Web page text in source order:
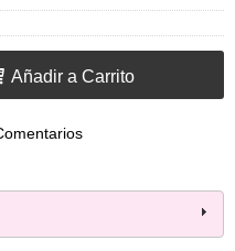
Añadir a Carrito